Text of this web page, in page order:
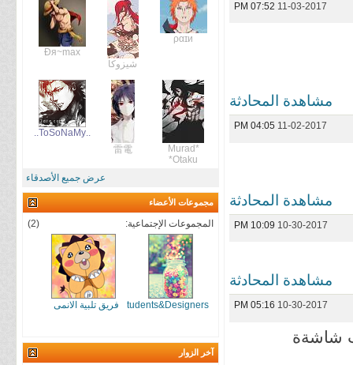
11-03-2017
07:52 PM
مشاهدة المحادثة
11-02-2017
04:05 PM
مشاهدة المحادثة
10-30-2017
10:09 PM
مشاهدة المحادثة
10-30-2017
05:16 PM
شاشةة
ραɪи
شيزوكا
Đя~max
*Murad
*Otaku
雷電
..ToSoNaMy..
عرض جميع الأصدقاء
مجموعات الأعضاء
(2) المجموعات الإجتماعية:
students&Designers فريق تلبية الانمى
آخر الزوار